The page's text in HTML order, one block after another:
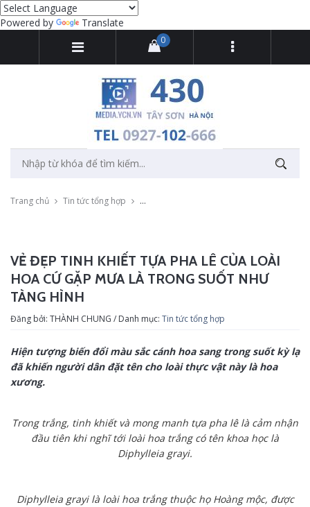
Powered by Translate
0
Trang chủ Tin tức tổng hợp Vẻ đẹp tinh khiết tựa pha lê của loài hoa
VẺ ĐẸP TINH KHIẾT TỰA PHA LÊ CỦA LOÀI
HOA CỨ GẶP MƯA LÀ TRONG SUỐT NHƯ
TÀNG HÌNH
Đăng bởi: THÀNH CHUNG / Danh mục: Tin tức tổng hợp
Hiện tượng biến đổi màu sắc cánh hoa sang trong suốt kỳ lạ
đã khiến người dân đặt tên cho loài thực vật này là hoa
xương.
Trong trắng, tinh khiết và mong manh tựa pha lê là cảm nhận
đầu tiên khi nghĩ tới loài hoa trắng có tên khoa học là
Diphylleia grayi.
Diphylleia grayi là loài hoa trắng thuộc họ Hoàng mộc, được